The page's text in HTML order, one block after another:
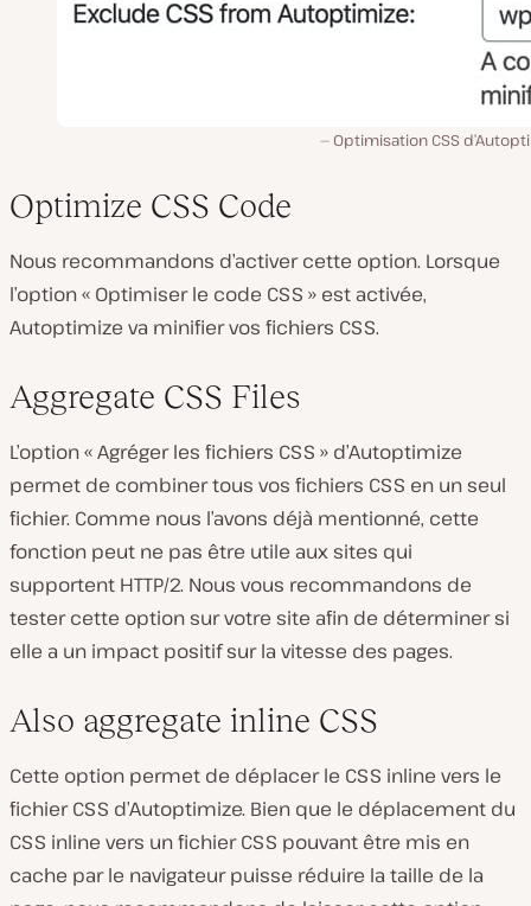
Optimisation CSS
Optimize CSS Code
Nous recommandons d’activer cette option. Lorsque
l’option « Optimiser le code CSS » est activée,
Autoptimize va minifier vos fichiers CSS.
Aggregate CSS Files
L’option « Agréger les fichiers CSS » d’Autoptimize
permet de combiner tous vos fichiers CSS en un seul
fichier. Comme nous l’avons déjà mentionné, cette
fonction peut ne pas être utile aux sites qui
supportent HTTP/2. Nous vous recommandons de
tester cette option sur votre site afin de déterminer si
elle a un impact positif sur la vitesse des pages.
Also aggregate inline CSS
Cette option permet de déplacer le CSS inline vers le
fichier CSS d’Autoptimize. Bien que le déplacement du
CSS inline vers un fichier CSS pouvant être mis en
cache par le navigateur puisse réduire la taille de la